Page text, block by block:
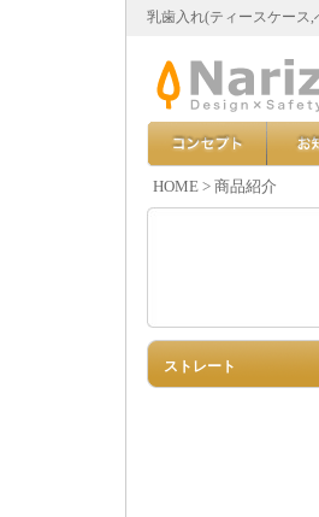
乳歯入れ(ティースケース
HOME> 商品紹介
ストレート